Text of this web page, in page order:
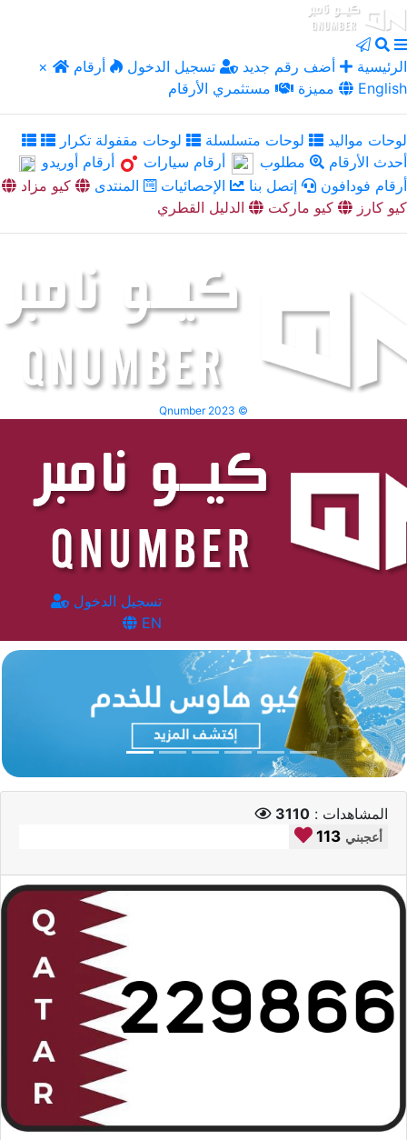
× الرئيسية أضف رقم جديد تسجيل الدخول
أرقام
مميزة
مستثمري الأرقام English
لوحات مواليد لوحات متسلسلة
لوحات مقفولة تكرار
أحدث الأرقام
مطلوب أرقام سيارات
أرقام أوريدو
أرقام فودافون
إتصل بنا الإحصائيات المنتدى
كيو مزاد
كيو كارز
كيو ماركت الدليل القطري
Qnumber 2023 ©
تسجيل الدخول
EN
المشاهدات : 3110
113 أعجبني